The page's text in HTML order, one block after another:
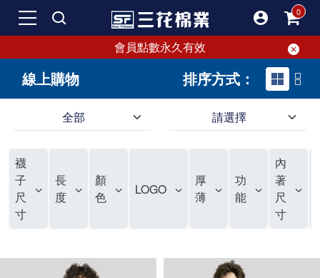
會員點數永久有效
線上購物 排序方式：
全部 請選擇
襪
子
尺
寸
長
度
顏
色
LOGO
厚
薄
功
能
內
著
尺
寸